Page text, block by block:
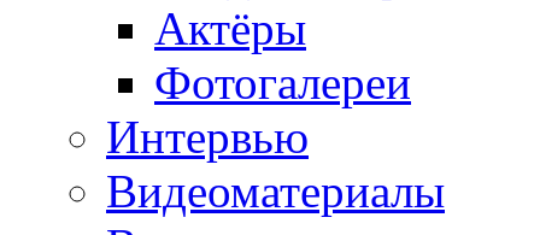
Актёры
Фотогалереи
Интервью
Видеоматериалы